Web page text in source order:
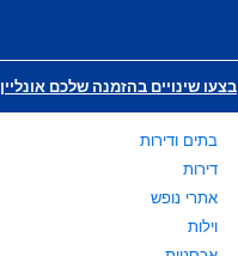
בצעו שינויים בהזמנה שלכם אונליין
בתים ודירות
דירות
אתרי נופש
וילות